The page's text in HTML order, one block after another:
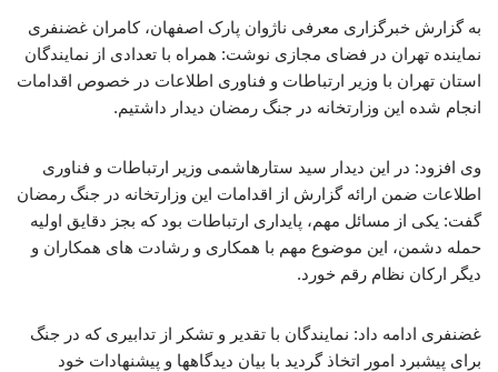
به گزارش خبرگزاری معرفی ناژوان پارک اصفهان، کامران غضنفری
نماینده تهران در فضای مجازی نوشت: همراه با تعدادی از نمایندگان
استان تهران با وزیر ارتباطات و فناوری اطلاعات در خصوص اقدامات
انجام شده این وزارتخانه در جنگ رمضان دیدار داشتیم.
وی افزود: در این دیدار سید ستارهاشمی وزیر ارتباطات و فناوری
اطلاعات ضمن ارائه گزارش از اقدامات این وزارتخانه در جنگ رمضان
گفت: یکی از مسائل مهم، پایداری ارتباطات بود که بجز دقایق اولیه
حمله دشمن، این موضوع مهم با همکاری و رشادت های همکاران و
دیگر ارکان نظام رقم خورد.
غضنفری ادامه داد: نمایندگان با تقدیر و تشکر از تدابیری که در جنگ
برای پیشبرد امور اتخاذ گردید با بیان دیدگاهها و پیشنهادات خود